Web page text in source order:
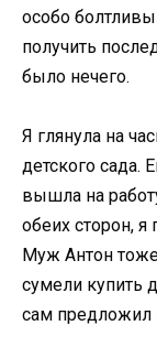
особо
получить
было нечего.
Я глянула на
детского сада.
вышла на
обеих сторон,
Муж Антон
сумели купить
сам предложил